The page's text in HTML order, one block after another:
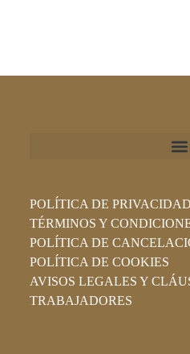
POLÍTICA DE PRIVACIDAD
TÉRMINOS Y
POLÍTICA DE
POLÍTICA DE COOKIES
AVISOS LEGALES Y
TRABAJADORES